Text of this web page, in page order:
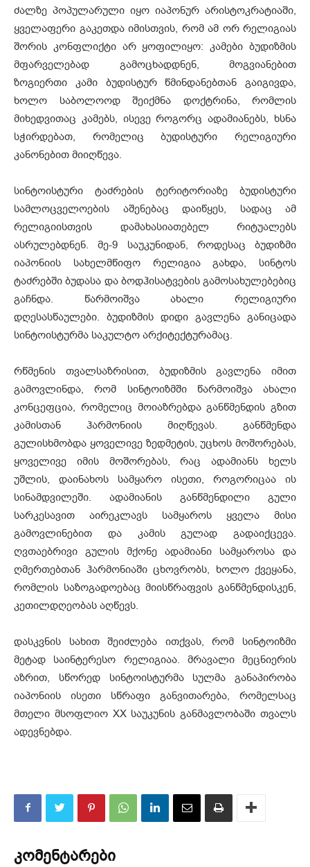
ძალზე პოპულარული იყო იაპონურ არისტოკრატიაში,
ყველაფერი გაკეთდა იმისთვის, რომ ამ ორ რელიგიას
შორის კონფლიქტი არ ყოფილიყო: კამები ბუდიზმის
მფარველებად გამოცხადდნენ, მოგვიანებით
ზოგიერთი კამი ბუდისტურ წმინდანებთან გაიგივდა,
ხოლო საბოლოოდ შეიქმნა დოქტრინა, რომლის
მიხედვითაც კამებს, ისევე როგორც ადამიანებს, ხსნა
სჭირდებათ, რომელიც ბუდისტური რელიგიური
კანონებით მიიღწევა.
სინტოისტური ტაძრების ტერიტორიაზე ბუდისტური
სამლოცველოების აშენებაც დაიწყეს, სადაც ამ
რელიგიისთვის დამახასიათებელ რიტუალებს
ასრულებდნენ. მე-9 საუკუნიდან, როდესაც ბუდიზმი
იაპონიის სახელმწიფო რელიგია გახდა, სინტოს
ტაძრებში ბუდასა და ბოდჰისატვების გამოსახულებებიც
გაჩნდა. წარმოიშვა ახალი რელიგიური
დღესასწაულები. ბუდიზმის დიდი გავლენა განიცადა
სინტოისტურმა საკულტო არქიტექტურამაც.
რწმენის თვალსაზრისით, ბუდიზმის გავლენა იმით
გამოვლინდა, რომ სინტოიზმში წარმოიშვა ახალი
კონცეფცია, რომელიც მოიაზრებდა განწმენდის გზით
კამისთან ჰარმონიის მიღწევას. განწმენდა
გულისხმობდა ყოველივე ზედმეტის, უცხოს მოშორებას,
ყოველივე იმის მოშორებას, რაც ადამიანს ხელს
უშლის, დაინახოს სამყარო ისეთი, როგორიცაა ის
სინამდვილეში. ადამიანის განწმენდილი გული
სარკესავით აირეკლავს სამყაროს ყველა მისი
გამოვლინებით და კამის გულად გადაიქცევა.
ღვთაებრივი გულის მქონე ადამიანი სამყაროსა და
ღმერთებთან ჰარმონიაში ცხოვრობს, ხოლო ქვეყანა,
რომლის საზოგადოებაც მიისწრაფვის განწმენდისკენ,
კეთილდღეობას აღწევს.
დასკვნის სახით შეიძლება ითქვას, რომ სინტოიზმი
მეტად საინტერესო რელიგიაა. მრავალი მეცნიერის
აზრით, სწორედ სინტოისტურმა სულმა განაპირობა
იაპონიის ისეთი სწრაფი განვითარება, რომელსაც
მთელი მსოფლიო XX საუკუნის განმავლობაში თვალს
ადევნებდა.
კომენტარები